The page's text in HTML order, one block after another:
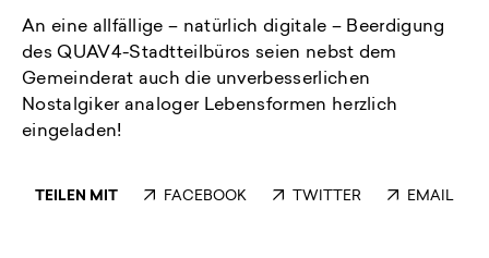
An eine allfällige – natürlich digitale – Beerdigung
des QUAV4-Stadtteilbüros seien nebst dem
Gemeinderat auch die unverbesserlichen
Nostalgiker analoger Lebensformen herzlich
eingeladen!
TEILEN MIT FACEBOOK TWITTER EMAIL